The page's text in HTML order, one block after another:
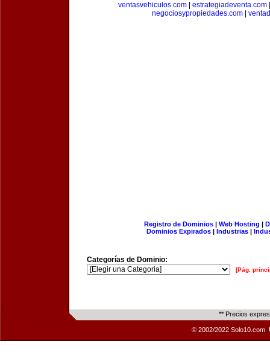
ventasvehiculos.com
estrategiadeventa.com
negociosypropiedades.com
Registro de Dominios| Web Hosting |
Dominios Expirados | Industrias |
Categorías de Dominio:
[Pág.
** Precios
© 2002/2022 Solo10.com